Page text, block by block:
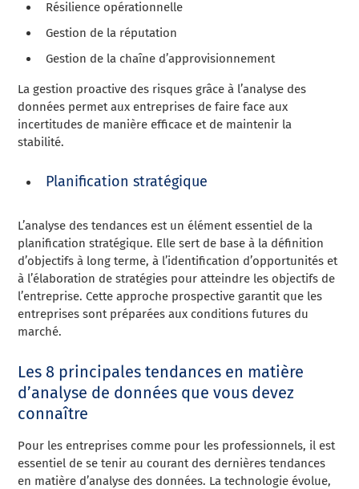
Résilience opérationnelle
Gestion de la réputation
Gestion de la chaîne d’approvisionnement
La gestion proactive des risques grâce à l’analyse des
données permet aux entreprises de faire face aux
incertitudes de manière efficace et de maintenir la
stabilité.
Planification stratégique
L’analyse des tendances est un élément essentiel de la
planification stratégique. Elle sert de base à la définition
d’objectifs à long terme, à l’identification d’opportunités et
à l’élaboration de stratégies pour atteindre les objectifs de
l’entreprise. Cette approche prospective garantit que les
entreprises sont préparées aux conditions futures du
marché.
Les 8 principales tendances en matière
d’analyse de données que vous devez
connaître
Pour les entreprises comme pour les professionnels, il est
essentiel de se tenir au courant des dernières tendances
en matière d’analyse des données. La technologie évolue,